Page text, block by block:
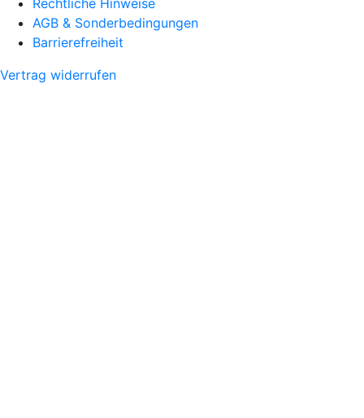
AGB & Sonderbedingungen
Barrierefreiheit
Vertrag widerrufen